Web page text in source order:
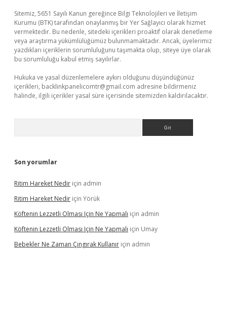
Sitemiz, 5651 Sayılı Kanun gereğince Bilgi Teknolojileri ve İletişim
Kurumu (BTK) tarafından onaylanmış bir Yer Sağlayıcı olarak hizmet
vermektedir. Bu nedenle, sitedeki içerikleri proaktif olarak denetleme
veya araştırma yükümlülüğümüz bulunmamaktadır. Ancak, üyelerimiz
yazdıkları içeriklerin sorumluluğunu taşımakta olup, siteye üye olarak
bu sorumluluğu kabul etmiş sayılırlar.
Hukuka ve yasal düzenlemelere aykırı olduğunu düşündüğünüz
içerikleri, backlinkpanelicomtr@gmail.com adresine bildirmeniz
halinde, ilgili içerikler yasal süre içerisinde sitemizden kaldırılacaktır.
Son yorumlar
Ritim Hareket Nedir için admin
Ritim Hareket Nedir için Yörük
Köftenin Lezzetli Olması Için Ne Yapmalı için admin
Köftenin Lezzetli Olması Için Ne Yapmalı için Umay
Bebekler Ne Zaman Çıngırak Kullanır için admin